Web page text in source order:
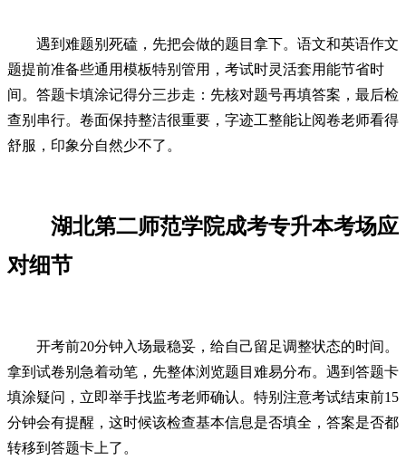
遇到难题别死磕，先把会做的题目拿下。语文和英语作文
题提前准备些通用模板特别管用，考试时灵活套用能节省时
间。答题卡填涂记得分三步走：先核对题号再填答案，最后检
查别串行。卷面保持整洁很重要，字迹工整能让阅卷老师看得
舒服，印象分自然少不了。
湖北第二师范学院成考专升本考场应
对细节
开考前20分钟入场最稳妥，给自己留足调整状态的时间。
拿到试卷别急着动笔，先整体浏览题目难易分布。遇到答题卡
填涂疑问，立即举手找监考老师确认。特别注意考试结束前15
分钟会有提醒，这时候该检查基本信息是否填全，答案是否都
转移到答题卡上了。